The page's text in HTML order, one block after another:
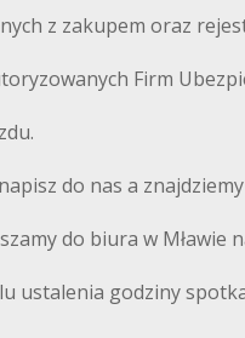
z zakupem oraz
Firm
do nas a
do biura w Mławie
ustalenia godziny